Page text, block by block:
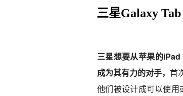
三星Galaxy
三星想要从苹果的
成为其有力的对手， 首
他们被设计成可以使